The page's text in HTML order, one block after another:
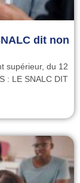
dit non
supérieur, du 12
: LE SNALC DIT